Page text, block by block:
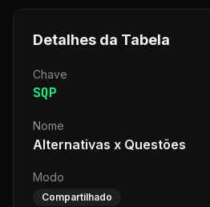
Detalhes da Tabela
Chave
SQP
Nome
Alternativas x Questões
Modo
Compartilhado